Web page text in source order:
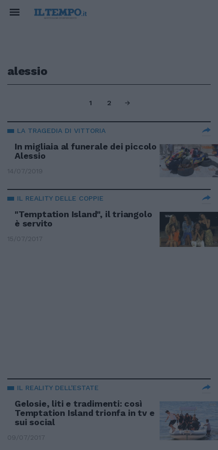
alessio
1 2
LA TRAGEDIA DI VITTORIA
In migliaia al funerale dei piccolo
Alessio
14/07/2019
IL REALITY DELLE COPPIE
"Temptation Island", il triangolo
è servito
15/07/2017
IL REALITY DELL'ESTATE
Gelosie, liti e tradimenti: così
Temptation Island trionfa in tv e
sui social
09/07/2017